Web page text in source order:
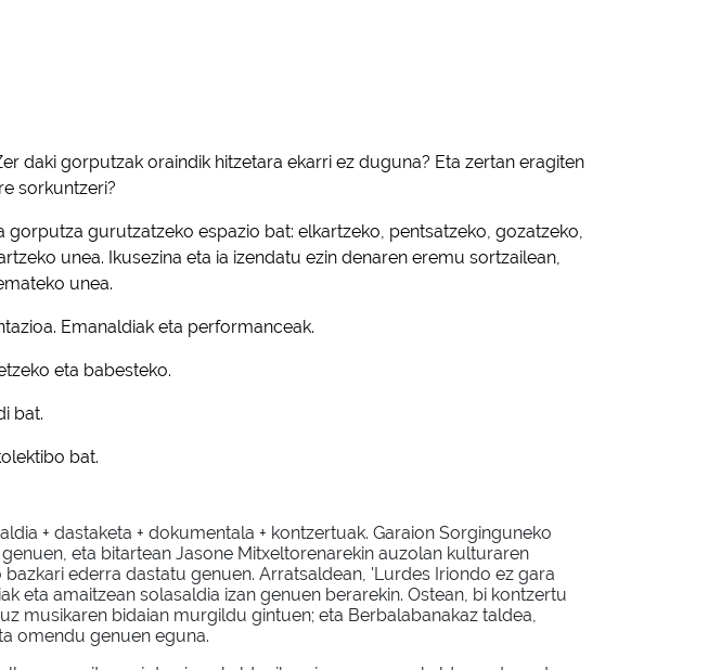
Ekaina
daki gorputzak oraindik hitzetara ekarri ez duguna? Eta zertan eragiten
sorkuntzeri?
gurutzatzeko espazio bat: elkartzeko, pentsatzeko, gozatzeko,
unea. Ikusezina eta ia izendatu ezin denaren eremu sortzailean,
unea.
Emanaldiak eta performanceak.
eta babesteko.
bat.
bat.
+ dastaketa + dokumentala + kontzertuak. Garaion Sorginguneko
eta bitartean Jasone Mitxeltorenarekin auzolan kulturaren
ederra dastatu genuen. Arratsaldean, 'Lurdes Iriondo ez gara
eta amaitzean solasaldia izan genuen berarekin. Ostean, bi kontzertu
musikaren bidaian murgildu gintuen; eta Berbalabanakaz taldea,
omendu genuen eguna.